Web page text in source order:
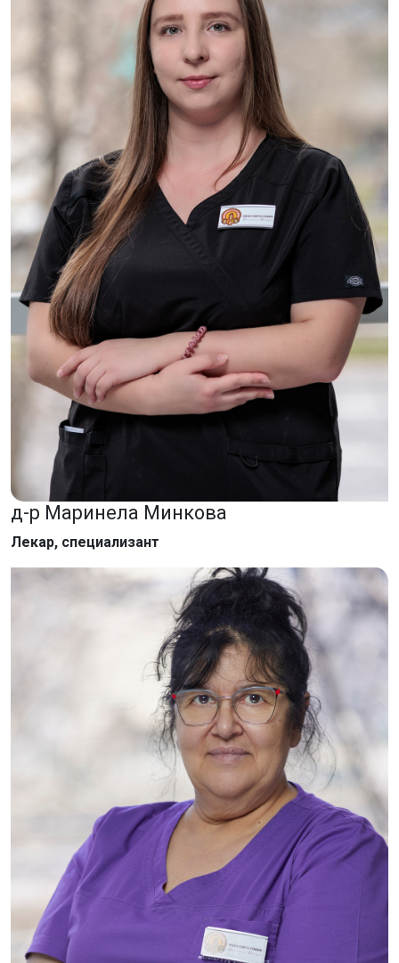
д-р Маринела Минкова
Лекар, специализант